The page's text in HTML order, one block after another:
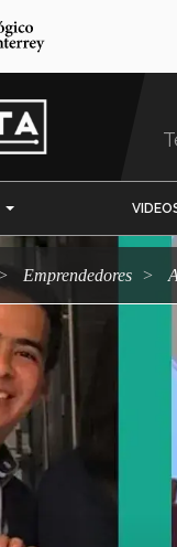
emprendedores